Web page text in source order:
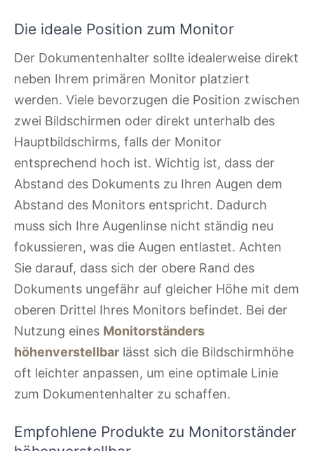
Die ideale Position zum Monitor
Der Dokumentenhalter sollte idealerweise direkt
neben Ihrem primären Monitor platziert
werden. Viele bevorzugen die Position zwischen
zwei Bildschirmen oder direkt unterhalb des
Hauptbildschirms, falls der Monitor
entsprechend hoch ist. Wichtig ist, dass der
Abstand des Dokuments zu Ihren Augen dem
Abstand des Monitors entspricht. Dadurch
muss sich Ihre Augenlinse nicht ständig neu
fokussieren, was die Augen entlastet. Achten
Sie darauf, dass sich der obere Rand des
Dokuments ungefähr auf gleicher Höhe mit dem
oberen Drittel Ihres Monitors befindet. Bei der
Nutzung eines Monitorständers
höhenverstellbar lässt sich die Bildschirmhöhe
oft leichter anpassen, um eine optimale Linie
zum Dokumentenhalter zu schaffen.
Empfohlene Produkte zu Monitorständer